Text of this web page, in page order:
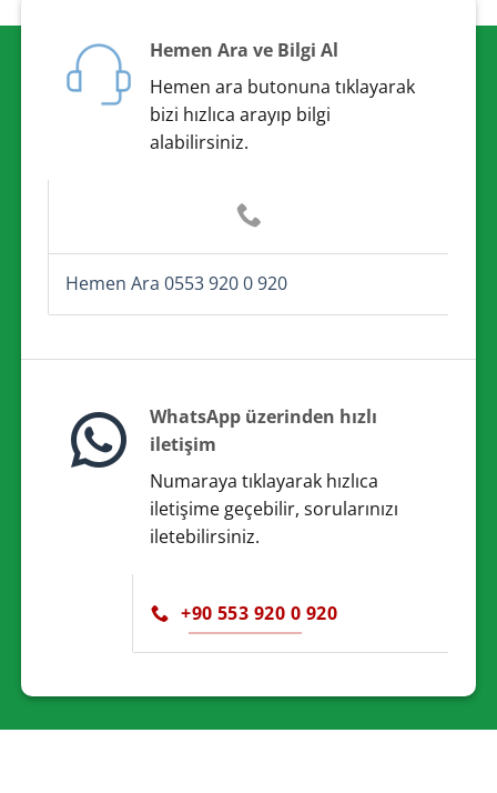
Hemen Ara ve Bilgi Al
Hemen ara butonuna tıklayarak
bizi hızlıca arayıp bilgi
alabilirsiniz.
Hemen Ara 0553 920 0 920
WhatsApp üzerinden hızlı
iletişim
Numaraya tıklayarak hızlıca
iletişime geçebilir, sorularınızı
iletebilirsiniz.
+90 553 920 0 920